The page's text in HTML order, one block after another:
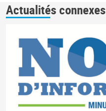
Actualités connexes